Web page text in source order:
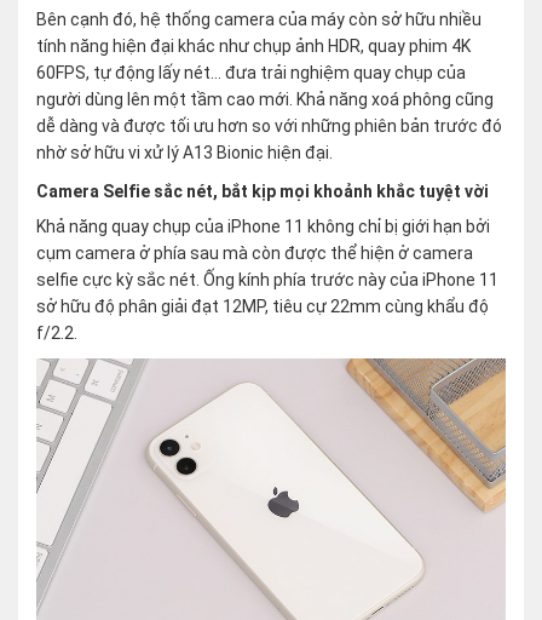
Bên cạnh đó, hệ thống camera của máy còn sở hữu nhiều
tính năng hiện đại khác như chụp ảnh HDR, quay phim 4K
60FPS, tự động lấy nét… đưa trải nghiệm quay chụp của
người dùng lên một tầm cao mới. Khả năng xoá phông cũng
dễ dàng và được tối ưu hơn so với những phiên bản trước đó
nhờ sở hữu vi xử lý A13 Bionic hiện đại.
Camera Selfie sắc nét, bắt kịp mọi khoảnh khắc tuyệt vời
Khả năng quay chụp của iPhone 11 không chỉ bị giới hạn bởi
cụm camera ở phía sau mà còn được thể hiện ở camera
selfie cực kỳ sắc nét. Ống kính phía trước này của iPhone 11
sở hữu độ phân giải đạt 12MP, tiêu cự 22mm cùng khẩu độ
f/2.2.